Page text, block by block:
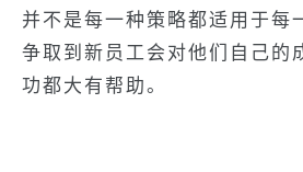
并不是每一种策略都适用于每
争取到新员工会对他们自己的
功都大有帮助。